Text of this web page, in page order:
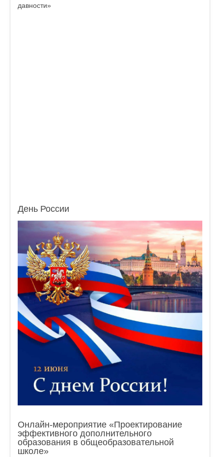
давности»
День России
Онлайн-мероприятие «Проектирование
эффективного дополнительного
образования в общеобразовательной
школе»